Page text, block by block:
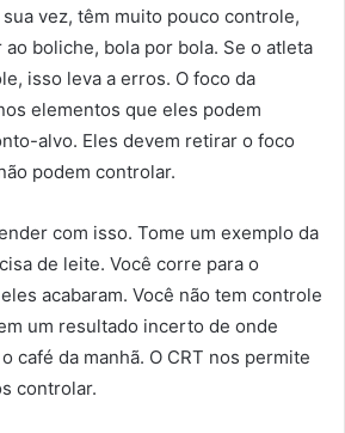
vez, têm muito pouco controle,
boliche, bola por bola. Se o atleta
isso leva a erros. O foco da
elementos que eles podem
alvo. Eles devem retirar o foco
podem controlar.
com isso. Tome um exemplo da
de leite. Você corre para o
acabaram. Você não tem controle
um resultado incerto de onde
café da manhã. O CRT nos permite
controlar.